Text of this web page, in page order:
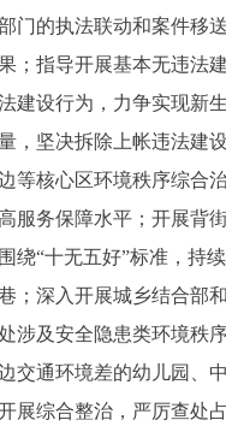
门的执法联动和案件移
；指导开展基本无违法
建设行为，力争实现新
，坚决拆除上帐违法建
等核心区环境秩序综合
服务保障水平；开展背
绕“十无五好”标准，持
；深入开展城乡结合部
涉及安全隐患类环境秩
交通环境差的幼儿园、
展综合整治，严厉查处